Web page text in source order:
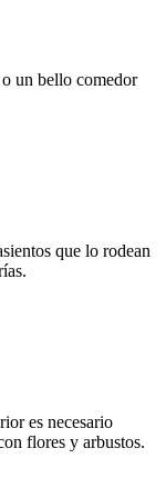
un bello comedor
que lo rodean
es necesario
flores y arbustos.